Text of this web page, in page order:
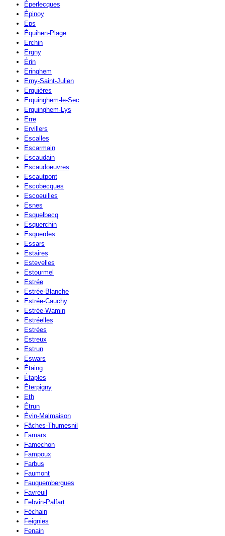
Éperlecques
Épinoy
Eps
Équihen-Plage
Erchin
Ergny
Érin
Eringhem
Erny-Saint-Julien
Erquières
Erquinghem-le-Sec
Erquinghem-Lys
Erre
Ervillers
Escalles
Escarmain
Escaudain
Escaudoeuvres
Escautpont
Escobecques
Escoeuilles
Esnes
Esquelbecq
Esquerchin
Esquerdes
Essars
Estaires
Estevelles
Estourmel
Estrée
Estrée-Blanche
Estrée-Cauchy
Estrée-Wamin
Estréelles
Estrées
Estreux
Estrun
Eswars
Étaing
Étaples
Éterpigny
Eth
Étrun
Évin-Malmaison
Fâches-Thumesnil
Famars
Famechon
Fampoux
Farbus
Faumont
Fauquembergues
Favreuil
Febvin-Palfart
Féchain
Feignies
Fenain